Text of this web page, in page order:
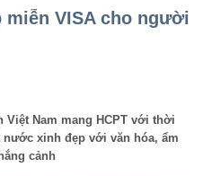
VISA cho người
Việt Nam mang HCPT với thời
xinh đẹp với văn hóa, ẩm
cảnh